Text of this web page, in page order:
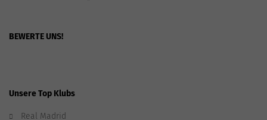
BEWERTE UNS!
Unsere Top Klubs
Real Madrid